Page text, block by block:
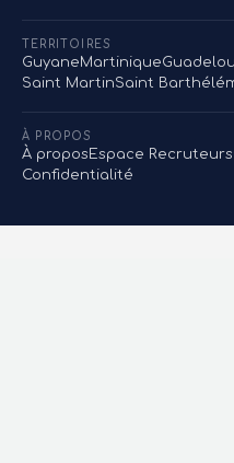
TERRITOIRES
GuyaneMartinique
Saint MartinSaint
À PROPOS
À propos Espace Recruteurs
Confidentialité